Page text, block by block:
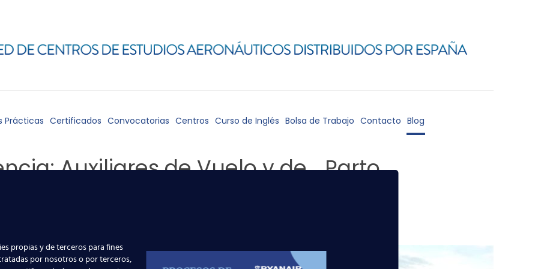
Prácticas Certificados Convocatorias Centros Curso de Inglés Bolsa de Trabajo Contacto Blog
Auxiliares de Vuelo y de… Parto
que suceden a lo largo de la carrera profesional de un
una de esas noticias-anécdotas que aunque os suenen a escena
propias y de terceros para fines
por nosotros o por terceros,